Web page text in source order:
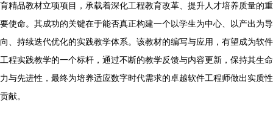
育精品教材立项项目，承载着深化工程教育改革、提升人才培养质量的重
要使命。其成功的关键在于能否真正构建一个以学生为中心、以产出为导
向、持续迭代优化的实践教学体系。该教材的编写与应用，有望成为软件
工程实践教学的一个标杆，通过不断的教学反馈与内容更新，保持其生命
力与先进性，最终为培养适应数字时代需求的卓越软件工程师做出实质性
贡献。